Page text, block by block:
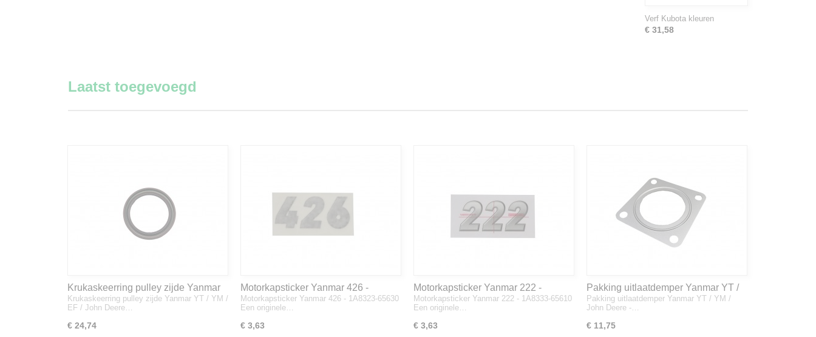
Verf Kubota kleuren
€ 31,58
Laatst toegevoegd
Krukaskeerring pulley zijde Yanmar
YT / YM / EF / John Deere - 119934-
01800
Krukaskeerring pulley zijde Yanmar YT / YM /
EF / John Deere…
€ 24,74
Motorkapsticker Yanmar 426 -
1A8323-65630
Motorkapsticker Yanmar 426 - 1A8323-65630
Een originele…
€ 3,63
Motorkapsticker Yanmar 222 -
1A8333-65610
Motorkapsticker Yanmar 222 - 1A8333-65610
Een originele…
€ 3,63
Pakking uitlaatdemper Yanmar YT /
YM / John Deere - 128300-13230
Pakking uitlaatdemper Yanmar YT / YM /
John Deere -…
€ 11,75